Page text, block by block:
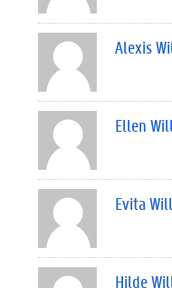
Alexis
Ellen
Evita
Hilde